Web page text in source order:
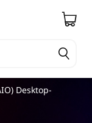
Desktop-